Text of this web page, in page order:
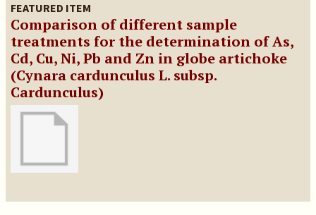
FEATURED ITEM
Comparison of different sample
treatments for the determination of As,
Cd, Cu, Ni, Pb and Zn in globe artichoke
(Cynara cardunculus L. subsp.
Cardunculus)